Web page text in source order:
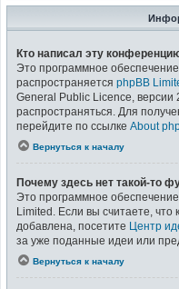
Кто написал эту
Это программное
распространяется phpBB
General Public Licence, версии
распространяться. Для
перейдите по ссылке About
Вернуться к началу
Почему здесь нет такой-то
Это программное
Limited. Если вы считаете,
добавлена, посетите Центр
за уже поданные идеи или
Вернуться к началу